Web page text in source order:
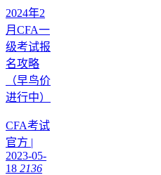
2024年2
月CFA一
级考试报
名攻略
（早鸟价
进行中）
CFA考试
官方 |
2023-05-
18 2136